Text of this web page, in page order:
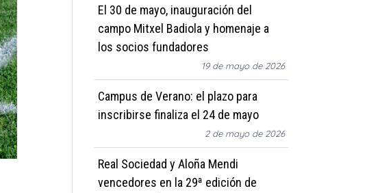
El 30 de mayo, inauguración del
campo Mitxel Badiola y homenaje a
los socios fundadores
19 de mayo de 2026
Campus de Verano: el plazo para
inscribirse finaliza el 24 de mayo
2 de mayo de 2026
Real Sociedad y Aloña Mendi
vencedores en la 29ª edición de